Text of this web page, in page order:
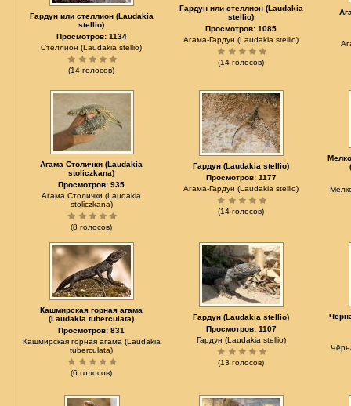
Гардун или стеллион (Laudakia
stellio)
Просмотров: 1134
Стеллион (Laudakia stellio)
(14 голосов)
Гардун или стеллион (Laudakia
stellio)
Просмотров: 1085
Агама-Гардун (Laudakia stellio)
(14 голосов)
Агама Столички (Laudakia
stoliczkana)
Просмотров: 935
Агама Столички (Laudakia
stoliczkana)
(8 голосов)
Гардун (Laudakia stellio)
Просмотров: 1177
Агама-Гардун (Laudakia stellio)
(14 голосов)
Кашмирская горная агама
(Laudakia tuberculata)
Просмотров: 831
Кашмирская горная агама (Laudakia
tuberculata)
(6 голосов)
Гардун (Laudakia stellio)
Просмотров: 1107
Гардун (Laudakia stellio)
(13 голосов)